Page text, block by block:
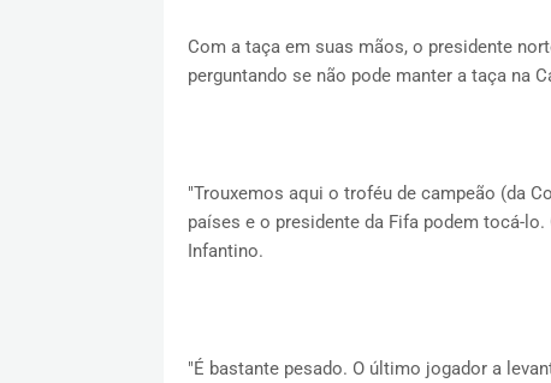
Com a taça em suas mãos, o presidente
perguntando se não pode manter a taça na
"Trouxemos aqui o troféu de campeão (da
países e o presidente da Fifa podem tocá-
Infantino.
"É bastante pesado. O último jogador a